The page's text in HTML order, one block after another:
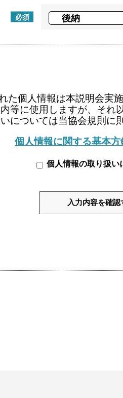
必須
た個人情報は本説明会実
等に使用しますが、それ
については当協会規則に
個人情報に関する基本
個人情報の取り扱い